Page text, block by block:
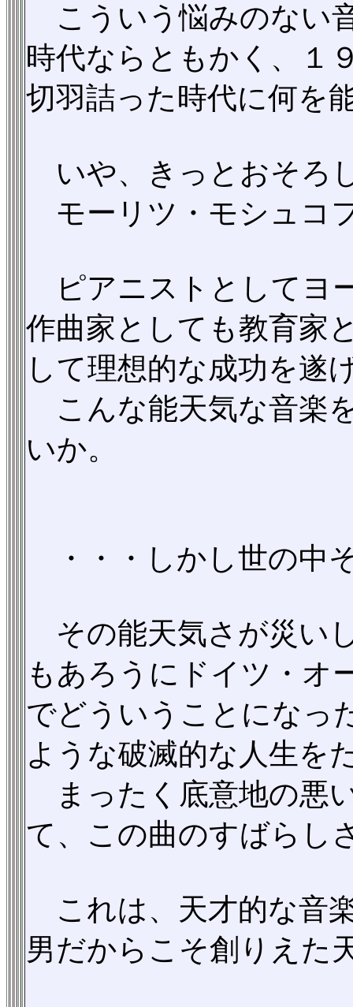
こういう悩みのない
時代ならともかく、１
切羽詰った時代に何を
いや、きっとおそろ
モーリツ・モシュコ
ピアニストとしてヨ
作曲家としても教育家
して理想的な成功を遂
こんな能天気な音楽
いか。
・・・しかし世の中
その能天気さが災い
もあろうにドイツ・オ
でどういうことになっ
ような破滅的な人生を
まったく底意地の悪
て、この曲のすばらし
これは、天才的な音
男だからこそ創りえた